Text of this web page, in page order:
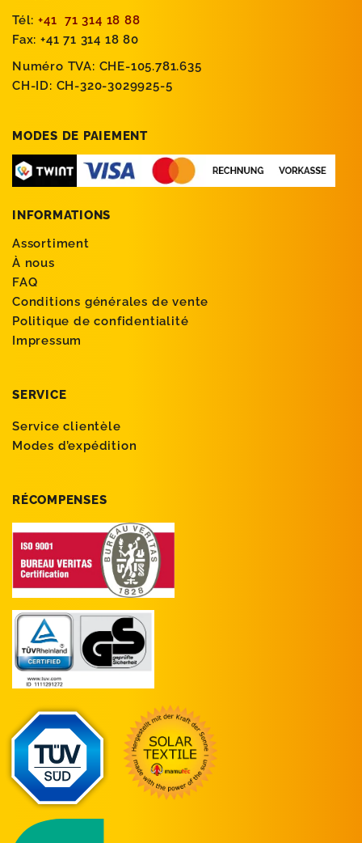
Tél: +41 71 314 18 88
Fax: +41 71 314 18 80
Numéro TVA: CHE-105.781.635
CH-ID: CH-320-3029925-5
MODES DE PAIEMENT
INFORMATIONS
Assortiment
À nous
FAQ
Conditions générales de vente
Politique de confidentialité
Impressum
SERVICE
Service clientèle
Modes d’expédition
RÉCOMPENSES